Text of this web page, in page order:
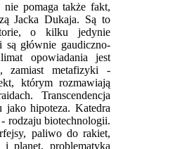
nie pomaga także fakt,
Jacka Dukaja. Są to
o kilku jedynie
głównie gaudiczno-
opowiadania jest
zamiast metafizyki -
którym rozmawiają
Transcendencja
hipoteza. Katedra
rodzaju biotechnologii.
paliwo do rakiet,
planet, problematyka